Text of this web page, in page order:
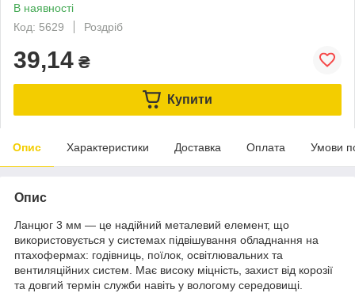
В наявності
Код: 5629
Роздріб
39,14 ₴
Купити
Опис Характеристики Доставка Оплата Умови
Опис
Ланцюг 3 мм — це надійний металевий елемент, що
використовується у системах підвішування обладнання на
птахофермах: годівниць, поїлок, освітлювальних та
вентиляційних систем. Має високу міцність, захист від корозії
та довгий термін служби навіть у вологому середовищі.